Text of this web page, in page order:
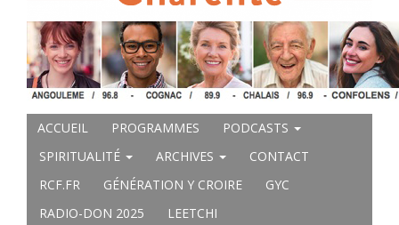
ACCUEIL PROGRAMMES
PODCASTS
SPIRITUALITÉ
ARCHIVES
CONTACT
RCF.FR
GÉNÉRATION Y CROIRE
GYC
RADIO-DON 2025
LEETCHI